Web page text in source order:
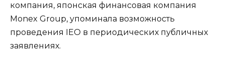
компания, японская финансовая компания
Monex Group, упоминала возможность
проведения IEO в периодических публичных
заявлениях.